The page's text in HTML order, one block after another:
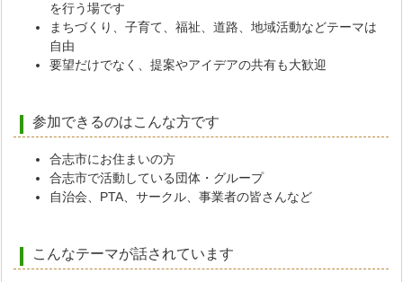
を行う場です
まちづくり、子育て、福祉、道路、地域活動などテーマは
自由
要望だけでなく、提案やアイデアの共有も大歓迎
参加できるのはこんな方です
合志市にお住まいの方
合志市で活動している団体・グループ
自治会、PTA、サークル、事業者の皆さんなど
こんなテーマが話されています